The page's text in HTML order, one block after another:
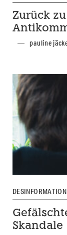
Zurück
pauline
Skandale